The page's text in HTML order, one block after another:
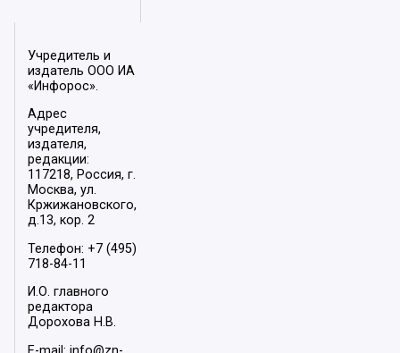
Учредитель и
издатель ООО ИА
«Инфорос».
Адрес
учредителя,
издателя,
редакции:
117218, Россия, г.
Москва, ул.
Кржижановского,
д.13, кор. 2
Телефон: +7 (495)
718-84-11
И.О. главного
редактора
Дорохова Н.В.